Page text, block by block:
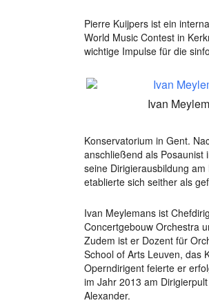
Pierre Kuijpers ist ein
World Music Contest in
wichtige Impulse für die
Ivan
Konservatorium in Gent.
anschließend als Posaunist
seine Dirigierausbildung
etablierte sich seither als
Ivan Meylemans ist
Concertgebouw Orchestra
Zudem ist er Dozent für
School of Arts Leuven, das
Operndirigent feierte er
im Jahr 2013 am
Alexander.